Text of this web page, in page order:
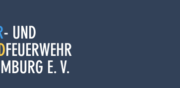
- UND
FEUERWEHR
E. V.